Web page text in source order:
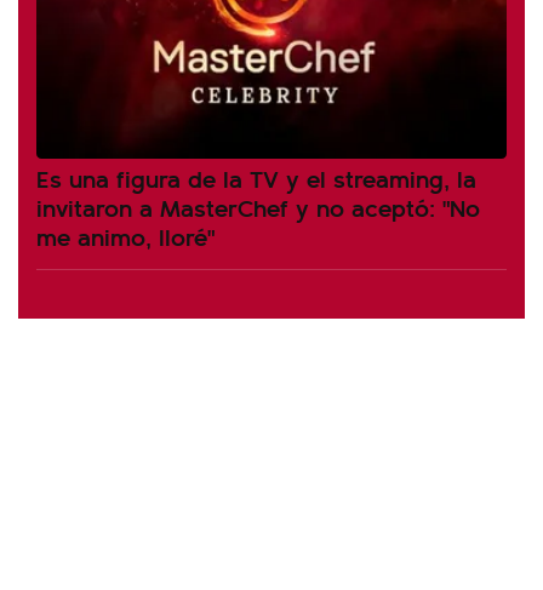
Es una figura de la TV y el streaming, la
invitaron a MasterChef y no aceptó: "No
me animo, lloré"